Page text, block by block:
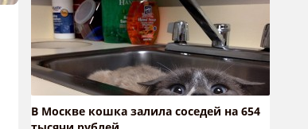
В Москве кошка залила соседей на 654